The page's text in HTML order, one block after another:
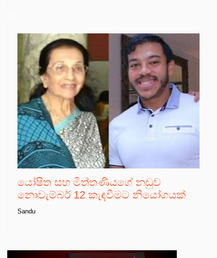
යෝෂිත සහ මිත්තණියගේ නඩුව
නොවැම්බර් 12 කැඳවීමට නියෝගයක්
Sandu